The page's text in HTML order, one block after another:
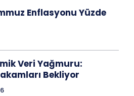
Enflasyonu Yüzde
Veri Yağmuru:
Bekliyor